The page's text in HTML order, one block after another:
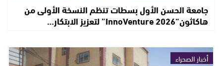
جامعة الحسن الأول بسطات تنظم النسخة الأولى من
هاكاثون“InnoVenture 2026” لتعزيز الابتكار…
أخبار الصحراء